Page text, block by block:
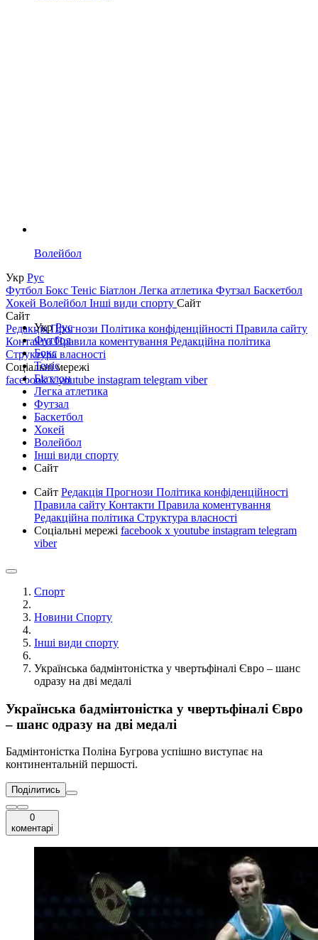
Волейбол
Укр Рус
Футбол Бокс Теніс Біатлон Легка атлетика Футзал Баскетбол
Хокей Волейбол Інші види спорту Сайт
Сайт
РедакціяПрогнози Політика конфіденційності Правила сайту
КонтактиПравила коментування Редакційна політика
Структура власності
Соціальні мережі
facebookxyoutube instagram telegram viber
УкрРус
Футбол
Бокс
Теніс
Біатлон
Легка атлетика
Футзал
Баскетбол
Хокей
Волейбол
Інші види спорту
Сайт
Сайт Редакція Прогнози Політика конфіденційності
Правила сайту Контакти Правила коментування
Редакційна політика Структура власності
Соціальні мережі facebook x youtube instagram telegram
viber
Спорт
Новини Спорту
Інші види спорту
Українська бадмінтоністка у чвертьфіналі Євро – шанс
одразу на дві медалі
Українська бадмінтоністка у чвертьфіналі Євро
– шанс одразу на дві медалі
Бадмінтоністка Поліна Бугрова успішно виступає на
континентальній першості.
Поділитись
0
коментарі